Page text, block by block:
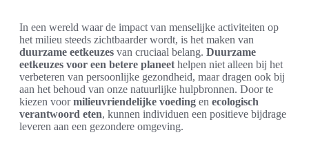
In een wereld waar de impact van menselijke activiteiten op
het milieu steeds zichtbaarder wordt, is het maken van
duurzame eetkeuzes van cruciaal belang. Duurzame
eetkeuzes voor een betere planeet helpen niet alleen bij het
verbeteren van persoonlijke gezondheid, maar dragen ook bij
aan het behoud van onze natuurlijke hulpbronnen. Door te
kiezen voormilieuvriendelijke voeding en ecologisch
verantwoord eten, kunnen individuen een positieve bijdrage
leveren aan een gezondere omgeving.